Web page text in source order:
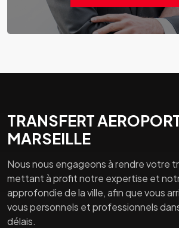
TRANSFERT
MARSEILLE
Nous nous engageons à rendre votre
mettant à profit notre expertise et
approfondie de la ville, afin que vous
vous personnels et professionnels
délais.